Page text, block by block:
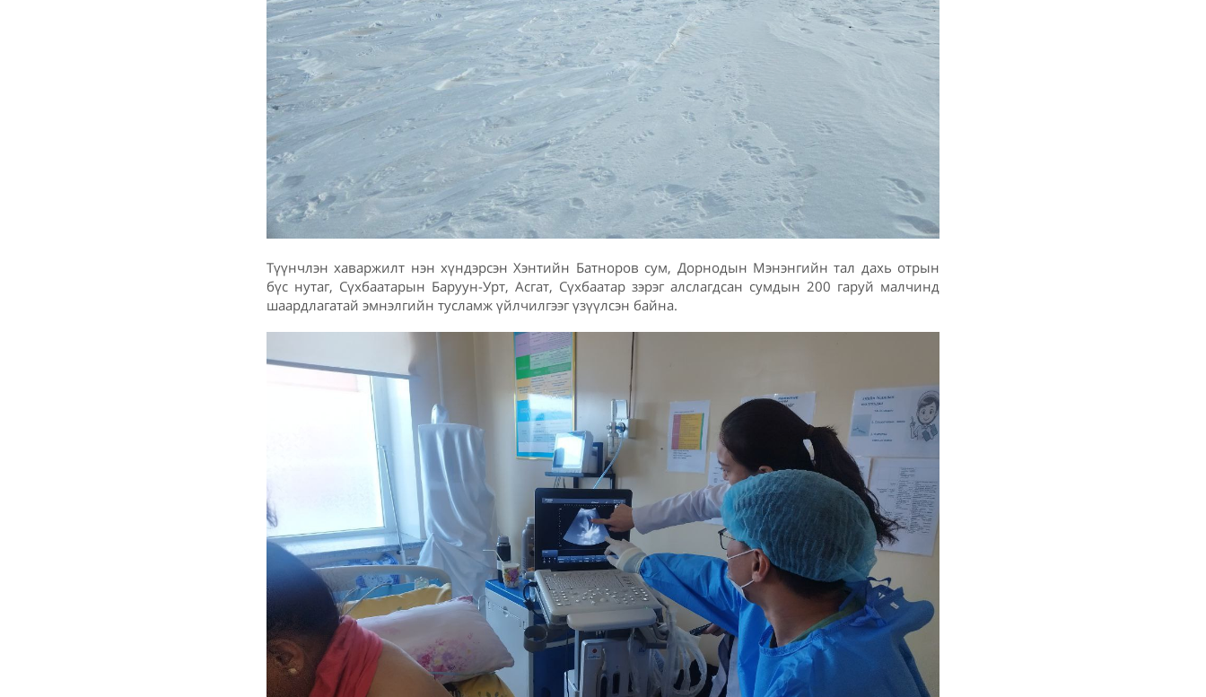
Түүнчлэн хаваржилт нэн хүндэрсэн Хэнтийн Батноров сум, Дорнодын Мэнэнгийн тал дахь отрын
бүс нутаг, Сүхбаатарын Баруун-Урт, Асгат, Сүхбаатар зэрэг алслагдсан сумдын 200 гаруй малчинд
шаардлагатай эмнэлгийн тусламж үйлчилгээг үзүүлсэн байна.